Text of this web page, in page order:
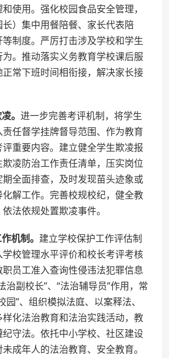
使用。强化校园食品安全管理，
）集中用餐陪餐、家长代表陪
制度。严厉打击涉及学校和学生
。推动落实义务教育学校课后服
常下班时间相衔接，解决家长接
。 进一步完善考评机制，将学生
任督学挂牌督导范围、作为教育
重要内容。建立健全学生欺凌报
凌防治工作责任清单，压实岗位
全面排查，及时发现苗头迹象或
解工作。完善校规校纪，健全教
法依规处置欺凌事件。
机制。 建立学校保护工作评估制
校管理水平评价和校长考评考核
员工准入查询性侵违法犯罪信息
治副校长”、“法治辅导员”作用，常
园”、组织模拟法庭、以案释法、
化法治教育和法治实践活动，教
守法。依托中小学校、社区建设
成年人的法治教育、安全教育。